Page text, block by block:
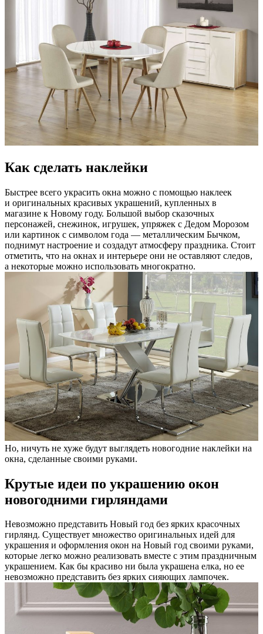
Как сделать наклейки
Быстрее всего украсить окна можно с помощью наклеек
и оригинальных красивых украшений, купленных в
магазине к Новому году. Большой выбор сказочных
персонажей, снежинок, игрушек, упряжек с Дедом Морозом
или картинок с символом года — металлическим Бычком,
поднимут настроение и создадут атмосферу праздника. Стоит
отметить, что на окнах и интерьере они не оставляют следов,
а некоторые можно использовать многократно.
Но, ничуть не хуже будут выглядеть новогодние наклейки на
окна, сделанные своими руками.
Крутые идеи по украшению окон
новогодними гирляндами
Невозможно представить Новый год без ярких красочных
гирлянд. Существует множество оригинальных идей для
украшения и оформления окон на Новый год своими руками,
которые легко можно реализовать вместе с этим праздничным
украшением. Как бы красиво ни была украшена елка, но ее
невозможно представить без ярких сияющих лампочек.